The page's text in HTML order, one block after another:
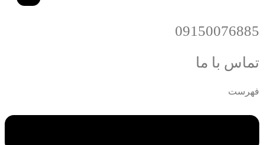
09150076885
تماس با ما
فهرست